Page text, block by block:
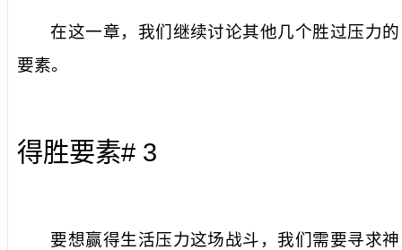
在这一章，我们继续讨论其他几个胜过压力的
要素。
得胜要素# 3
要想赢得生活压力这场战斗，我们需要寻求神